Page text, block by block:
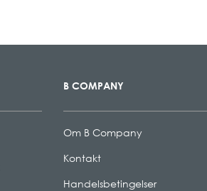
B COMPANY
Om B Company
Kontakt
Handelsbetingelser